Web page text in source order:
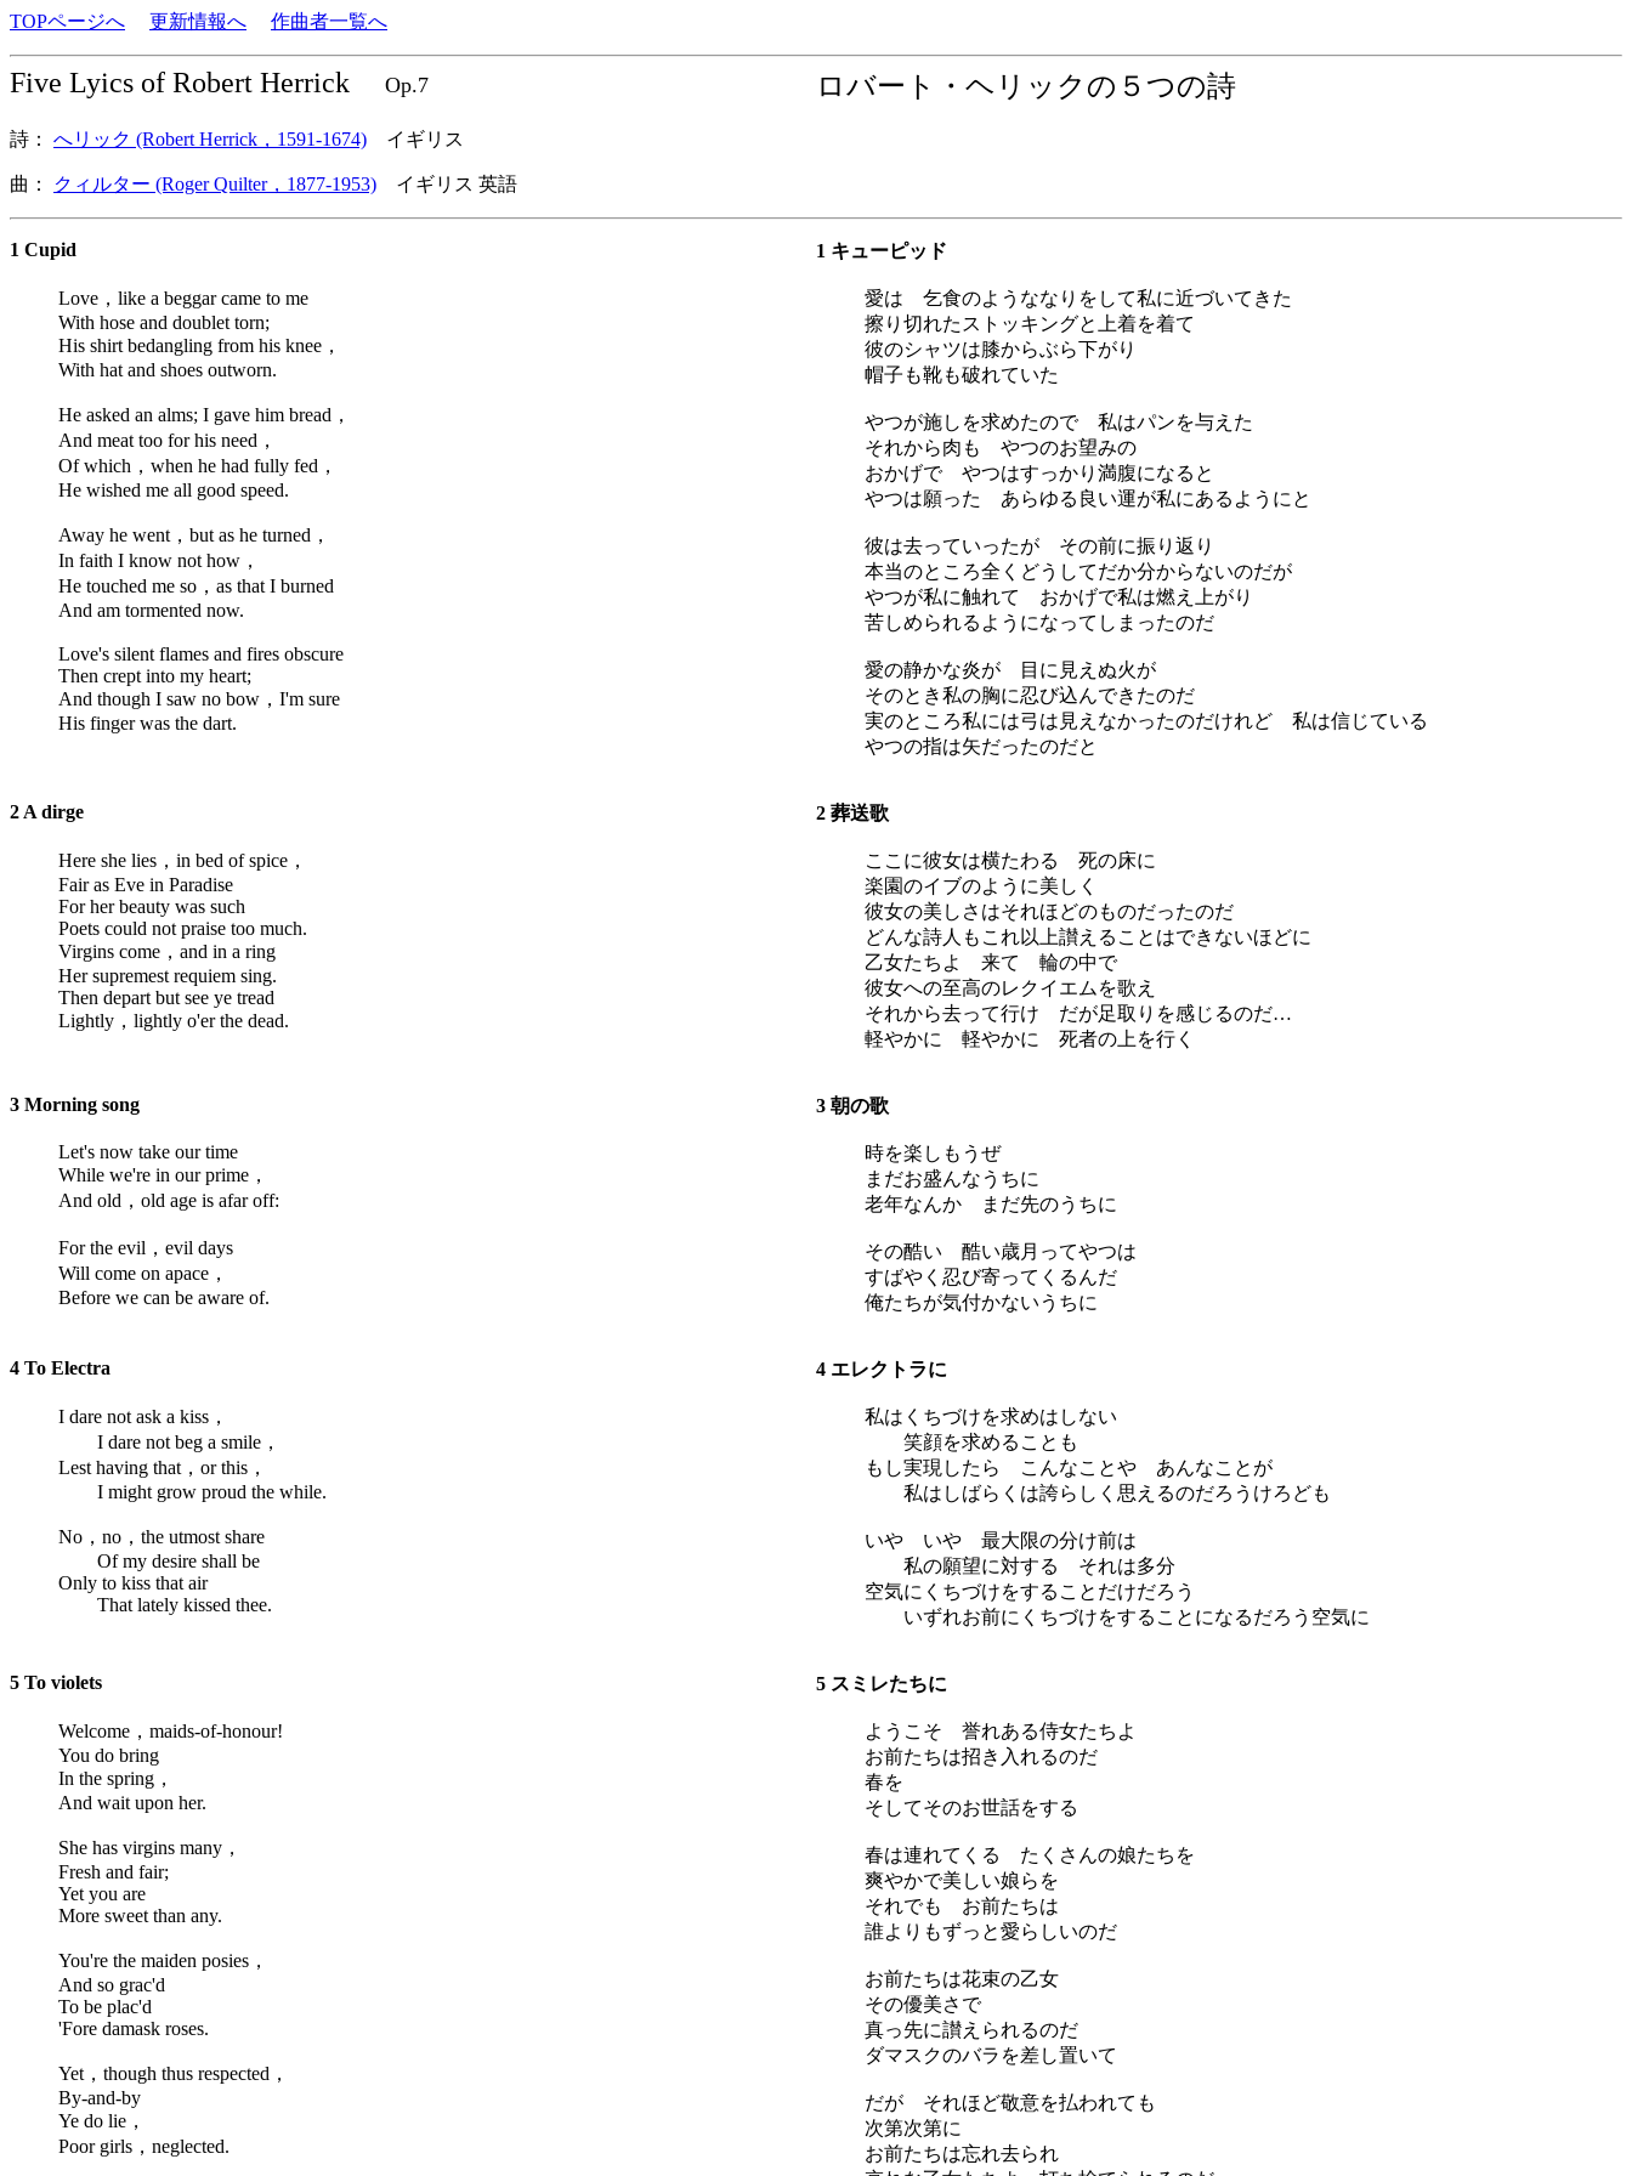
TOPページへ 更新情報へ 作曲者一覧へ
Five Lyics of Robert Herrick Op.7 ロバート・ヘリックの５つの詩
詩： へリック (Robert Herrick，1591-1674) イギリス
曲： クィルター (Roger Quilter，1877-1953) イギリス 英語
1 Cupid 1 キューピッド
Love，like a beggar came to me
With hose and doublet torn;
His shirt bedangling from his knee，
With hat and shoes outworn.
He asked an alms; I gave him bread，
And meat too for his need，
Of which，when he had fully fed，
He wished me all good speed.
Away he went，but as he turned，
In faith I know not how，
He touched me so，as that I burned
And am tormented now.
Love's silent flames and fires obscure
Then crept into my heart;
And though I saw no bow，I'm sure
His finger was the dart.
愛は 乞食のようななりをして私に近づいてきた
擦り切れたストッキングと上着を着て
彼のシャツは膝からぶら下がり
帽子も靴も破れていた
やつが施しを求めたので 私はパンを与えた
それから肉も やつのお望みの
おかげで やつはすっかり満腹になると
やつは願った あらゆる良い運が私にあるようにと
彼は去っていったが その前に振り返り
本当のところ全くどうしてだか分からないのだが
やつが私に触れて おかげで私は燃え上がり
苦しめられるようになってしまったのだ
愛の静かな炎が 目に見えぬ火が
そのとき私の胸に忍び込んできたのだ
実のところ私には弓は見えなかったのだけれど 私は信じている
やつの指は矢だったのだと
2 A dirge 2 葬送歌
Here she lies，in bed of spice，
Fair as Eve in Paradise
For her beauty was such
Poets could not praise too much.
Virgins come，and in a ring
Her supremest requiem sing.
Then depart but see ye tread
Lightly，lightly o'er the dead.
ここに彼女は横たわる 死の床に
楽園のイブのように美しく
彼女の美しさはそれほどのものだったのだ
どんな詩人もこれ以上讃えることはできないほどに
乙女たちよ 来て 輪の中で
彼女への至高のレクイエムを歌え
それから去って行け だが足取りを感じるのだ…
軽やかに 軽やかに 死者の上を行く
3 Morning song 3 朝の歌
Let's now take our time
While we're in our prime，
And old，old age is afar off:
For the evil，evil days
Will come on apace，
Before we can be aware of.
時を楽しもうぜ
まだお盛んなうちに
老年なんか まだ先のうちに
その酷い 酷い歳月ってやつは
すばやく忍び寄ってくるんだ
俺たちが気付かないうちに
4 To Electra 4 エレクトラに
I dare not ask a kiss，
I dare not beg a smile，
Lest having that，or this，
I might grow proud the while.
No，no，the utmost share
Of my desire shall be
Only to kiss that air
That lately kissed thee.
私はくちづけを求めはしない
笑顔を求めることも
もし実現したら こんなことや あんなことが
私はしばらくは誇らしく思えるのだろうけろども
いや いや 最大限の分け前は
私の願望に対する それは多分
空気にくちづけをすることだけだろう
いずれお前にくちづけをすることになるだろう空気に
5 To violets 5 スミレたちに
Welcome，maids-of-honour!
You do bring
In the spring，
And wait upon her.
She has virgins many，
Fresh and fair;
Yet you are
More sweet than any.
You're the maiden posies，
And so grac'd
To be plac'd
'Fore damask roses.
Yet，though thus respected，
By-and-by
Ye do lie，
Poor girls，neglected.
ようこそ 誉れある侍女たちよ
お前たちは招き入れるのだ
春を
そしてそのお世話をする
春は連れてくる たくさんの娘たちを
爽やかで美しい娘らを
それでも お前たちは
誰よりもずっと愛らしいのだ
お前たちは花束の乙女
その優美さで
真っ先に讃えられるのだ
ダマスクのバラを差し置いて
だが それほど敬意を払われても
次第次第に
お前たちは忘れ去られ